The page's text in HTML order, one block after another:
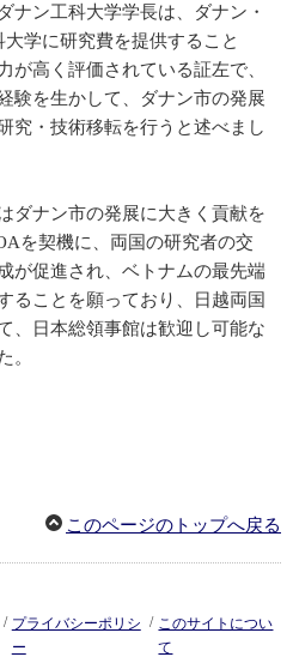
ン工科大学学長は、ダナン・
学に研究費を提供すること
が高く評価されている証左で、
験を生かして、ダナン市の発展
究・技術移転を行うと述べまし
ダナン市の発展に大きく貢献を
を契機に、両国の研究者の交
が促進され、ベトナムの最先端
ることを願っており、日越両国
、日本総領事館は歓迎し可能な
。
このページのトップへ戻る
/ プライバシーポリシ
ー
/ このサイトについ
て